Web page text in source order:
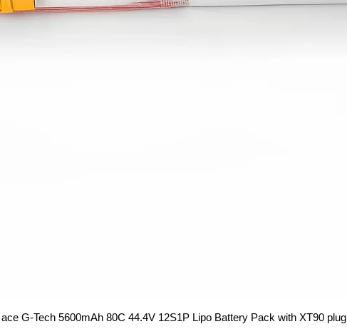
G-Tech 5600mAh 80C 44.4V 12S1P Lipo Battery Pack with XT90 plug